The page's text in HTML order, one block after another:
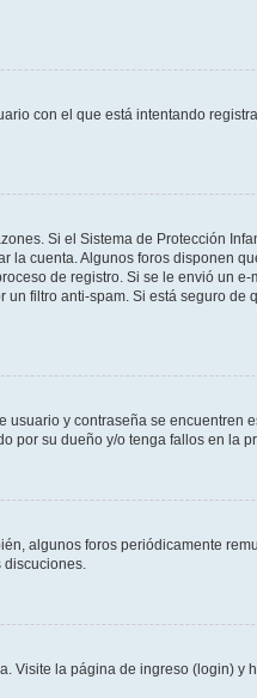
con el que está intentando
Si el Sistema de Protección
cuenta. Algunos foros disponen
de registro. Si se le envió un
filtro anti-spam. Si está seguro
y contraseña se encuentren
por su dueño y/o tenga fallos en la
algunos foros periódicamente
discuciones.
Visite la página de ingreso (login) y